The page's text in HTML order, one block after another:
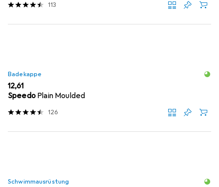
113
Badekappe
EUR
12,61
Speedo Plain Moulded
126
Schwimmausrüstung